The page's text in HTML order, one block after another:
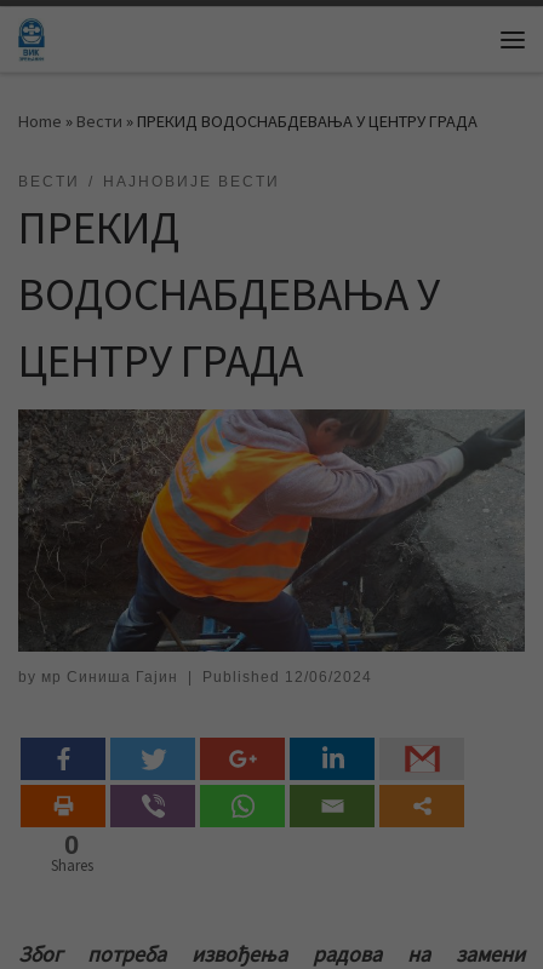
Skip to content
Home » Вести » ПРЕКИД ВОДОСНАБДЕВАЊА У ЦЕНТРУ ГРАДА
ВЕСТИ НАЈНОВИЈЕ ВЕСТИ
ПРЕКИД
ВОДОСНАБДЕВАЊА У
ЦЕНТРУ ГРАДА
by мр Синиша Гајин Published 12/06/2024
0
Shares
Због потреба извођења радова на замени